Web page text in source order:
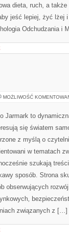
dieta, ruch, a
jeść lepiej, żyć lżej
Odchudzania i
MOŻLIWOŚĆ
Jarmark to
się światem
z myślą o
w tematach
szukają
sposób. Strona
obserwujących
związanych z […]